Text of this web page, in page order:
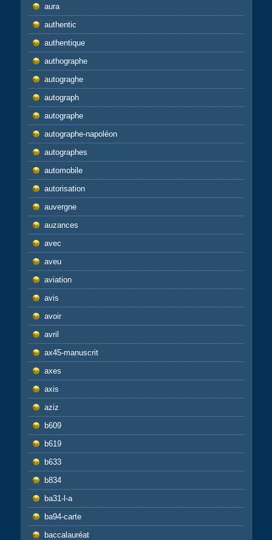
aura
authentic
authentique
authographe
autograghe
autograph
autographe
autographe-napoléon
autographes
automobile
autorisation
auvergne
auzances
avec
aveu
aviation
avis
avoir
avril
ax45-manuscrit
axes
axis
aziz
b609
b619
b633
b834
ba31-l-a
ba94-carte
baccalauréat